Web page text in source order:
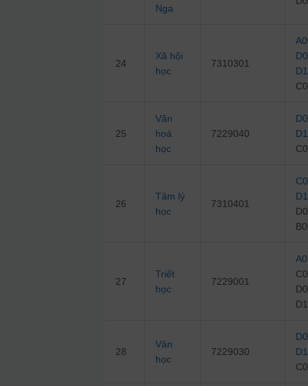
Nga
24
Xã hội
học
7310301
25
Văn
hoá
học
7229040
26
Tâm lý
học
7310401
27
Triết
học
7229001
28
Văn
học
7229030